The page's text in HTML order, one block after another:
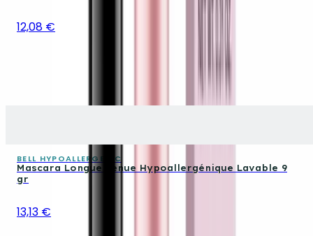
12,08 €
BELL HYPOALLERGENIC
Mascara Longue Tenue Hypoallergénique Lavable 9
gr
13,13 €